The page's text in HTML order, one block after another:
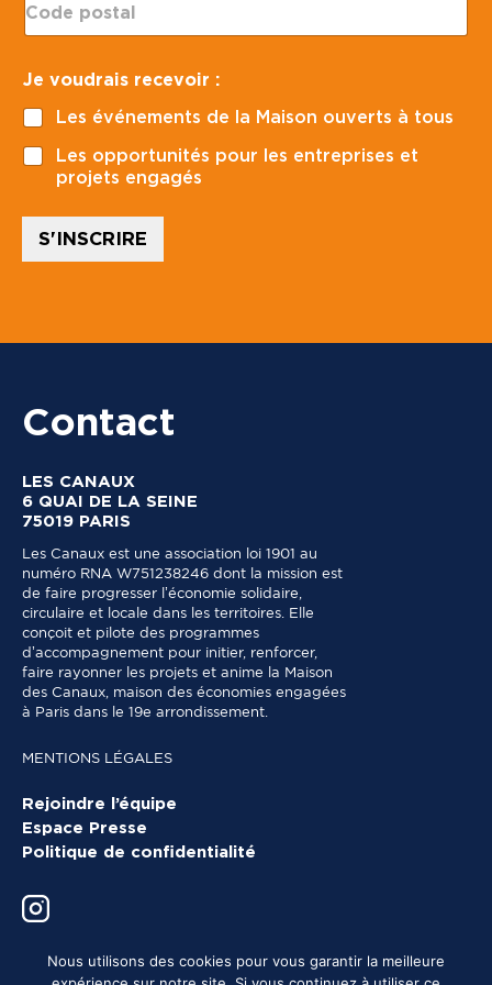
lo
d
p
o
s
t
a
-
m
a
i
l
Je voudrais recevoir :
Les événements de la Maison ouverts à tous
Les opportunités pour les entreprises et
projets engagés
S'INSCRIRE
Contact
LES CANAUX
6 QUAI DE LA SEINE
75019 PARIS
Les Canaux est une association loi 1901 au
numéro RNA W751238246 dont la mission est
de faire progresser l’économie solidaire,
circulaire et locale dans les territoires. Elle
conçoit et pilote des programmes
d’accompagnement pour initier, renforcer,
faire rayonner les projets et anime la Maison
des Canaux, maison des économies engagées
à Paris dans le 19e arrondissement.
MENTIONS LÉGALES
Rejoindre l’équipe
Espace Presse
Politique de confidentialité
Nous utilisons des cookies pour vous garantir la meilleure